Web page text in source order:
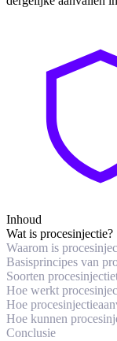
Inhoud
Wat is procesinjectie?
Waarom is
Basisprincipes van
Soorten
Hoe werkt
Hoe
Hoe kunnen
Conclusie